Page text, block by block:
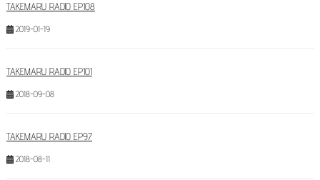
TAKEMARU RADIO EP108
2019-01-19
TAKEMARU RADIO EP101
2018-09-08
TAKEMARU RADIO EP97
2018-08-11